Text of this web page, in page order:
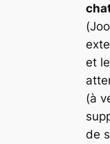
et
(à
de